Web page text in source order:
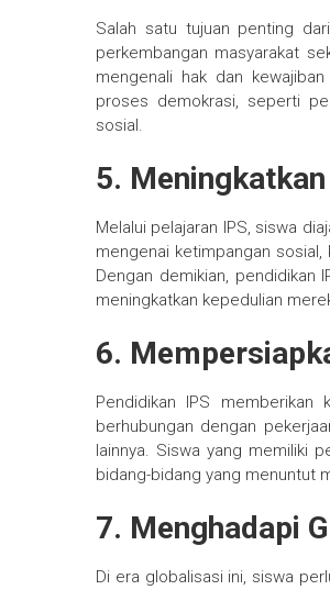
Salah satu tujuan penting
perkembangan masyarakat
mengenali hak dan
proses demokrasi, seperti
sosial.
5.
Melalui pelajaran IPS, siswa
mengenai ketimpangan
Dengan demikian,
meningkatkan kepedulian
6.
Pendidikan IPS
berhubungan dengan
lainnya. Siswa yang memiliki
bidang-bidang yang menuntut
7. Menghadapi
Di era globalisasi ini, siswa